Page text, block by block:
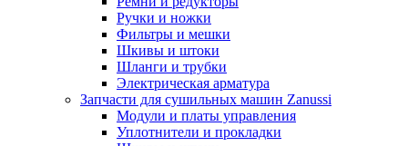
Ручки и ножки
Фильтры и мешки
Шкивы и штоки
Шланги и трубки
Электрическая арматура
Запчасти для сушильных машин Zanussi
Модули и платы управления
Уплотнители и прокладки